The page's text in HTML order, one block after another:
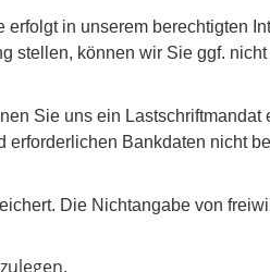
in unserem berechtigten
stellen, können wir Sie ggf.
Sie uns ein
Bankdaten nicht
Die Nichtangabe von